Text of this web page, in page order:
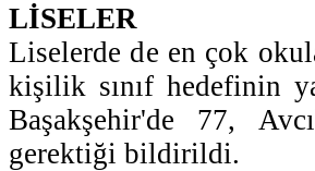
LİSELER
Liselerde de en çok
kişilik sınıf hedefinin
Başakşehir'de 77,
gerektiği bildirildi.